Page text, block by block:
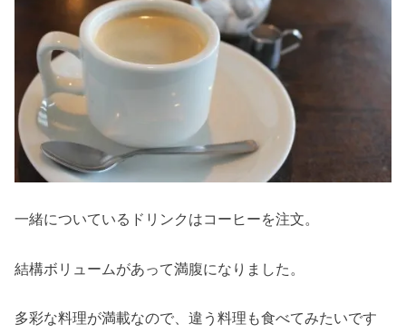
一緒についているドリンクはコーヒーを注文。
結構ボリュームがあって満腹になりました。
多彩な料理が満載なので、違う料理も食べてみたいです